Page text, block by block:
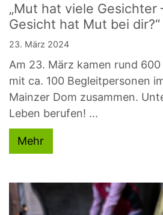
„Mut hat viele Gesichter
Gesicht hat Mut bei dir?“
23. März 2024
Am 23. März kamen rund
mit ca. 100 Begleitpersonen
Mainzer Dom zusammen.
Leben berufen! ...
Mehr